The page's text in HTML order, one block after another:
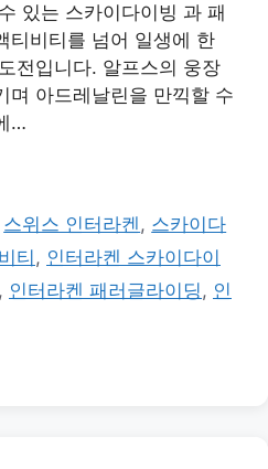
있는 스카이다이빙 과 패
티비티를 넘어 일생에 한
전입니다. 알프스의 웅장
며 아드레날린을 만끽할 수
…
스위스 인터라켄, 스카이다
티 , 인터라켄 스카이다이
, 인터라켄 패러글라이딩, 인